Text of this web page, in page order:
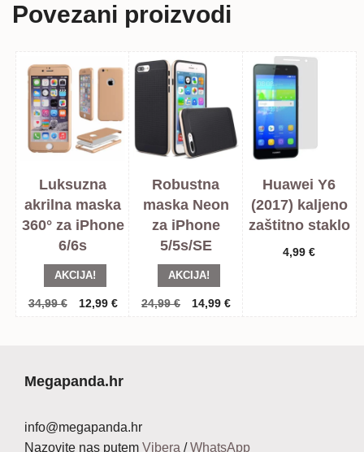
Povezani proizvodi
Luksuzna
akrilna maska
360° za iPhone
6/6s
AKCIJA!
34,99€
Izvorna
12,99 €Trenutna
Robustna
maska Neon
za iPhone
5/5s/SE
AKCIJA!
24,99€
Izvorna
14,99 €Trenutna
Huawei Y6
(2017) kaljeno
zaštitno staklo
4,99€
Megapanda.hr
info@megapanda.hr
Nazovite nas putem Vibera /WhatsApp